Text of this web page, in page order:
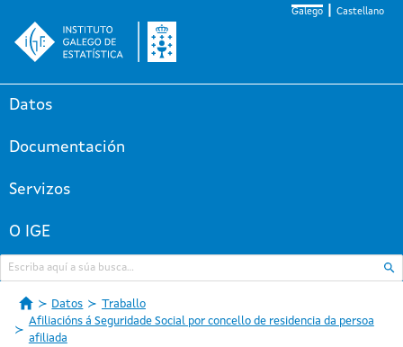
Galego Castellano
Datos
Documentación
Servizos
O IGE
Datos
Traballo
Afiliacións á Seguridade Social por concello de residencia da persoa
afiliada